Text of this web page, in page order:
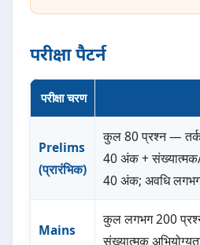
परीक्षा पैटर्न
परीक्षा चरण
Prelims
(प्रारंभिक)
कुल 80 प्रश्न —
40 अंक + संख्यात्मक/
40 अंक; अवधि
Mains
कुल लगभग 200
संख्यात्मक